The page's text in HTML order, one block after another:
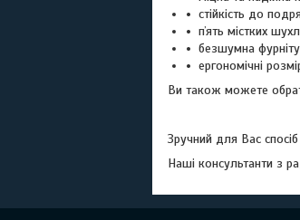
стійкість до
пʼять містких
безшумна
ергономічні
Ви також можете
Зручний для Вас
Наші консультанти з